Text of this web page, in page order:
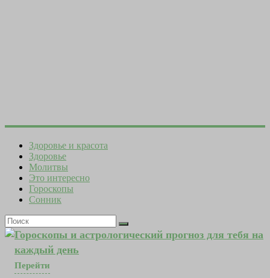
Здоровье и красота
Здоровье
Молитвы
Это интересно
Гороскопы
Сонник
Гороскопы и астрологический прогноз для тебя на
каждый день
Перейти